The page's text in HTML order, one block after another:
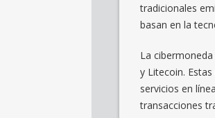
tradicionales
basan en la
La
y Litecoin.
servicios en
transacciones